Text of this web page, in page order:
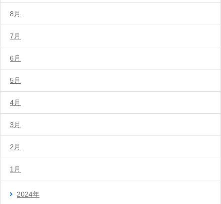
8月
7月
6月
5月
4月
3月
2月
1月
2024年